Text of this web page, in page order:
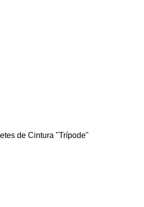
de Cintura "Trípode"